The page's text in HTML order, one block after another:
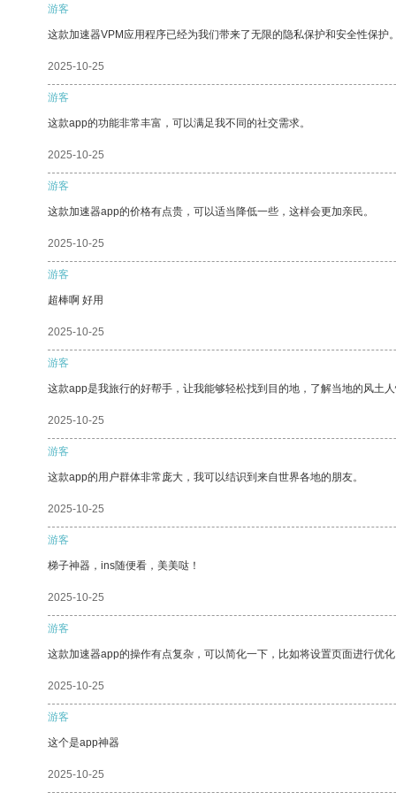
游客
这款加速器VPM应用程序已经为我们带来了无限的隐私保护和安全性保护
2025-10-25
游客
这款app的功能非常丰富，可以满足我不同的社交需求。
2025-10-25
游客
这款加速器app的价格有点贵，可以适当降低一些，这样会更加亲民。
2025-10-25
游客
超棒啊 好用
2025-10-25
游客
这款app是我旅行的好帮手，让我能够轻松找到目的地，了解当地的风土
2025-10-25
游客
这款app的用户群体非常庞大，我可以结识到来自世界各地的朋友。
2025-10-25
游客
梯子神器，ins随便看，美美哒！
2025-10-25
游客
这款加速器app的操作有点复杂，可以简化一下，比如将设置页面进行优
2025-10-25
游客
这个是app神器
2025-10-25